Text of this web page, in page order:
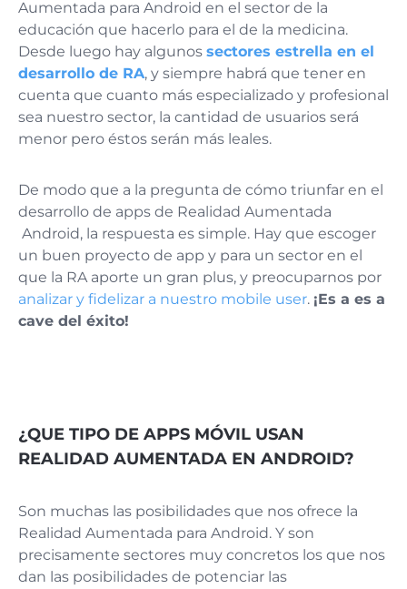
Aumentada para Android en el sector de la
educación que hacerlo para el de la medicina.
Desde luego hay algunos sectores estrella en el
desarrollo de RA, y siempre habrá que tener en
cuenta que cuanto más especializado y profesional
sea nuestro sector, la cantidad de usuarios será
menor pero éstos serán más leales.
De modo que a la pregunta de cómo triunfar en el
desarrollo de apps de Realidad Aumentada
Android, la respuesta es simple. Hay que escoger
un buen proyecto de app y para un sector en el
que la RA aporte un gran plus, y preocuparnos por
analizar y fidelizar a nuestro mobile user. ¡Es a es a
cave del éxito!
¿QUE TIPO DE APPS MÓVIL USAN
REALIDAD AUMENTADA EN ANDROID?
Son muchas las posibilidades que nos ofrece la
Realidad Aumentada para Android. Y son
precisamente sectores muy concretos los que nos
dan las posibilidades de potenciar las